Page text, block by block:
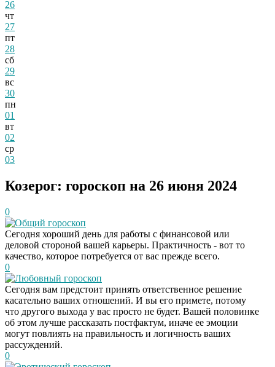
26
чт
27
пт
28
сб
29
вс
30
пн
01
вт
02
ср
03
Козерог: гороскоп на 26 июня 2024
0
Общий гороскоп
Сегодня хороший день для работы с финансовой или
деловой стороной вашей карьеры. Практичность - вот то
качество, которое потребуется от вас прежде всего.
0
Любовный гороскоп
Сегодня вам предстоит принять ответственное решение
касательно ваших отношений. И вы его примете, потому
что другого выхода у вас просто не будет. Вашей половинке
об этом лучше рассказать постфактум, иначе ее эмоции
могут повлиять на правильность и логичность ваших
рассуждений.
0